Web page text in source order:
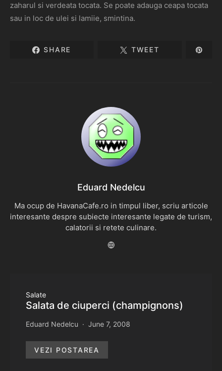
zaharul si verdeata tocata. Se poate adauga ceapa tocata
sau in loc de ulei si lamiie, smintina.
SHARE TWEET
Eduard Nedelcu
Ma ocup de HavanaCafe.ro in timpul liber, scriu articole
interesante despre subiecte interesante legate de turism,
calatorii si retete culinare.
Salate
Salata de ciuperci (champignons)
Eduard Nedelcu June 7, 2008
VEZI POSTAREA